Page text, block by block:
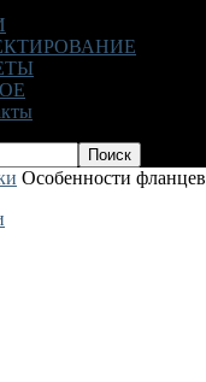
Особенности фланцев